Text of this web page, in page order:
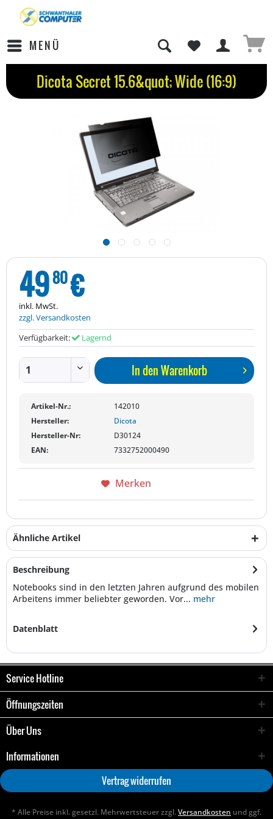
MENÜ
Dicota Secret 15.6&quot; Wide (16:9)
4980€
inkl. MwSt.
zzgl. Versandkosten
Verfügbarkeit:
Lagernd
In denWarenkorb
Artikel-Nr.:
142010
Hersteller:
Dicota
Hersteller-Nr:
D30124
EAN:
7332752000490
Merken
Ähnliche Artikel
Beschreibung
Notebooks sind in den letzten Jahren aufgrund des mobilen
Arbeitens immer beliebter geworden. Vor... mehr
Datenblatt
Service Hotline
Öffnungszeiten
Über Uns
Informationen
Vertrag widerrufen
* Alle Preise inkl. gesetzl. Mehrwertsteuer zzgl.Versandkosten und ggf.